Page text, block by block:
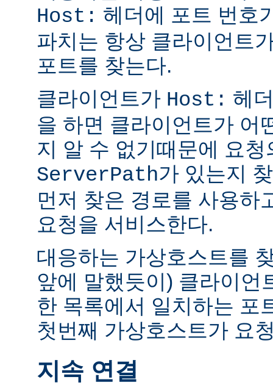
Host: 헤더에 포트 번호
파치는 항상 클라이언트
포트를 찾는다.
클라이언트가 Host: 헤
을 하면 클라이언트가 어
지 알 수 없기때문에 요
ServerPath가 있는지
먼저 찾은 경로를 사용하
요청을 서비스한다.
대응하는 가상호스트를
앞에 말했듯이) 클라이언
한 목록에서 일치하는 포
첫번째 가상호스트가 요
지속 연결